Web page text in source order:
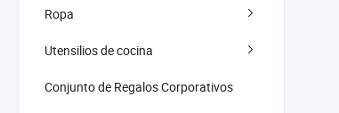
Ropa
Utensilios de cocina
Conjunto de Regalos Corporativos